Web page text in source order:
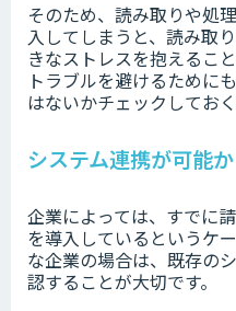
そのため、読み取りや処
入してしまうと、読み取
きなストレスを抱えるこ
トラブルを避けるために
はないかチェックしてお
システム連携が可能か
企業によっては、すでに
を導入しているというケ
な企業の場合は、既存の
認することが大切です。